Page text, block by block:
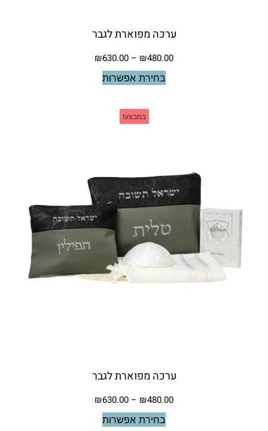
ערכה מפוארת לגבר
₪480.00
–
₪630.00
בחירת אפשרות
במבצע!
ערכה מפוארת לגבר
₪480.00
–
₪630.00
בחירת אפשרות